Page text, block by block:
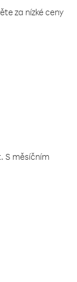
za nízké ceny
S měsíčním